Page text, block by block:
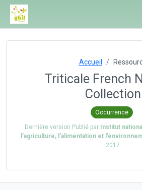
Accueil
Triticale French
Collection
Occurrence
Dernière version Publié par Institut
l’agriculture, l’alimentation et
2017